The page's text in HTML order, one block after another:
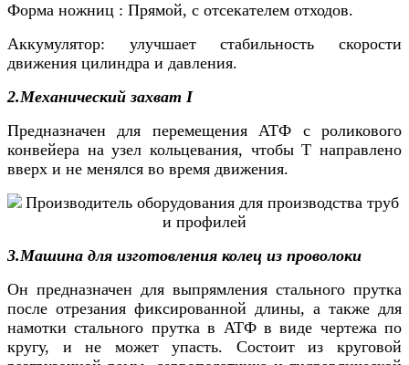
Форма ножниц : Прямой, с отсекателем отходов.
Аккумулятор: улучшает стабильность скорости
движения цилиндра и давления.
2.Механический захват I
Предназначен для перемещения АТФ с роликового
конвейера на узел кольцевания, чтобы Т направлено
вверх и не менялся во время движения.
3.Машина для изготовления колец из проволоки
Он предназначен для выпрямления стального прутка
после отрезания фиксированной длины, а также для
намотки стального прутка в АТФ в виде чертежа по
кругу, и не может упасть. Состоит из круговой